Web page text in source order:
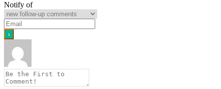
Notify of